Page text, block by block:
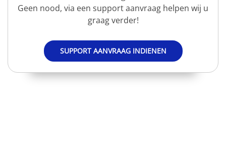
Geen nood, via een support aanvraag helpen wij u
graag verder!
SUPPORT AANVRAAG INDIENEN